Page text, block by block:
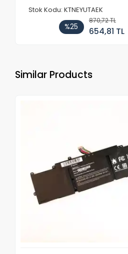
Stok Kodu: KTNEYUTAEK
%25
870,72 TL
654,81 TL
Similar Products